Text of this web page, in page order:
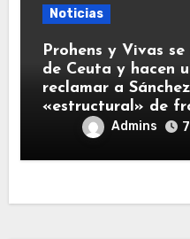
Noticias
Prohens y Vivas
de Ceuta y hacen
reclamar a
«estructural» de
Admins